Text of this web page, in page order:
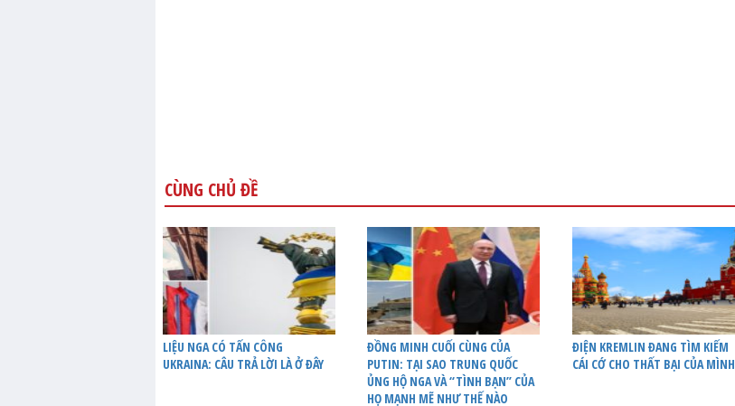
CÙNG CHỦ ĐỀ
LIỆU NGA CÓ TẤN CÔNG
UKRAINA: CÂU TRẢ LỜI LÀ Ở ĐÂY
ĐỒNG MINH CUỐI CÙNG CỦA
PUTIN: TẠI SAO TRUNG QUỐC
ỦNG HỘ NGA VÀ “TÌNH BẠN” CỦA
HỌ MẠNH MẼ NHƯ THẾ NÀO
ĐIỆN KREMLIN ĐANG TÌM KIẾM
CÁI CỚ CHO THẤT BẠI CỦA MÌNH